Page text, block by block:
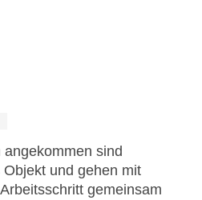
sind
und gehen mit
gemeinsam